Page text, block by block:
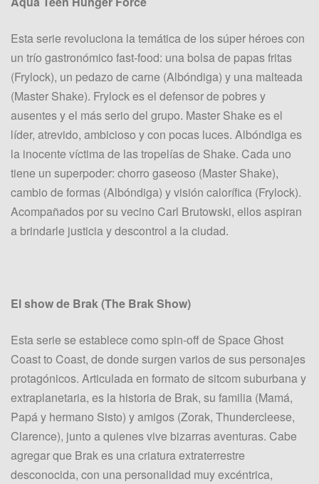
Esta serie revoluciona la temática de los súper héroes con
un trío gastronómico fast-food: una bolsa de papas fritas
(Frylock), un pedazo de carne (Albóndiga) y una malteada
(Master Shake). Frylock es el defensor de pobres y
ausentes y el más serio del grupo. Master Shake es el
líder, atrevido, ambicioso y con pocas luces. Albóndiga es
la inocente víctima de las tropelías de Shake. Cada uno
tiene un superpoder: chorro gaseoso (Master Shake),
cambio de formas (Albóndiga) y visión calorífica (Frylock).
Acompañados por su vecino Carl Brutowski, ellos aspiran
a brindarle justicia y descontrol a la ciudad.
El show de Brak (The Brak Show)
Esta serie se establece como spin-off de Space Ghost
Coast to Coast, de donde surgen varios de sus personajes
protagónicos. Articulada en formato de sitcom suburbana y
extraplanetaria, es la historia de Brak, su familia (Mamá,
Papá y hermano Sisto) y amigos (Zorak, Thundercleese,
Clarence), junto a quienes vive bizarras aventuras. Cabe
agregar que Brak es una criatura extraterrestre
desconocida, con una personalidad muy excéntrica,